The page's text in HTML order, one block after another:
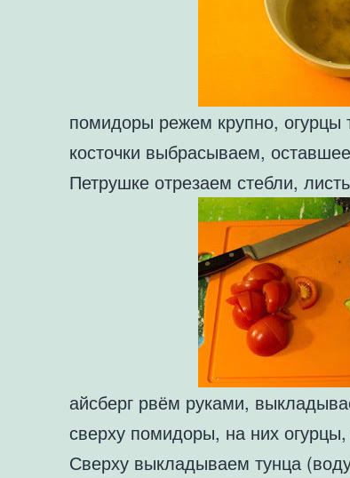
помидоры режем крупно,
косточки выбрасываем,
Петрушке отрезаем стебли,
айсберг рвём руками,
сверху помидоры, на них
Сверху выкладываем тунца